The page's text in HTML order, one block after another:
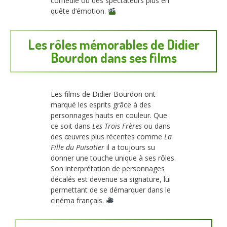
quête d’émotion.
Les rôles mémorables de Didier
Bourdon dans ses films
Les films de Didier Bourdon ont
marqué les esprits grâce à des
personnages hauts en couleur. Que
ce soit dans Les Trois Frères ou dans
des œuvres plus récentes comme La
Fille du Puisatier il a toujours su
donner une touche unique à ses rôles.
Son interprétation de personnages
décalés est devenue sa signature, lui
permettant de se démarquer dans le
cinéma français.